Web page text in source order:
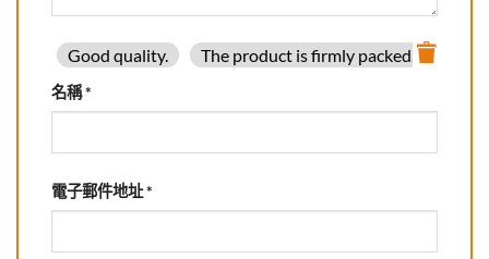
Good quality. The product is firmly packed.
名稱*
電子郵件地址*